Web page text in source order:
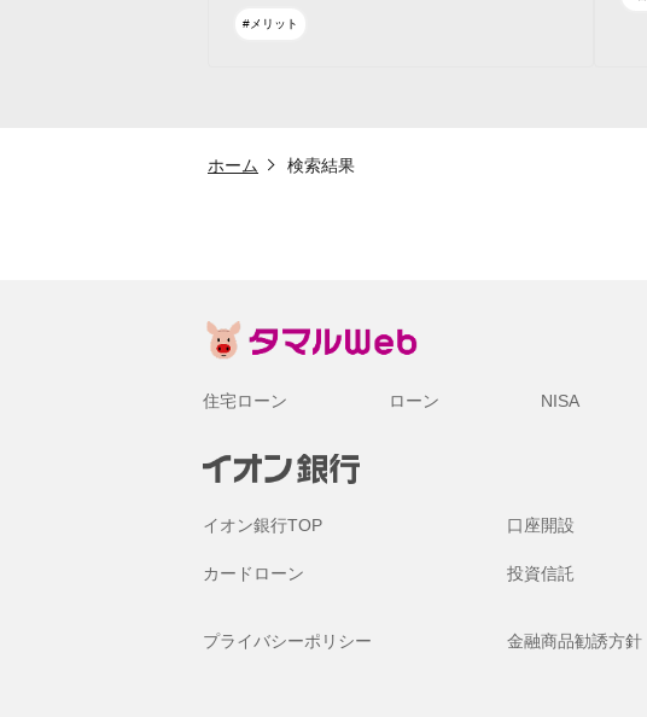
#メリット
ホーム 検索結果
住宅ローン ローン NISA
イオン銀行TOP 口座開設
カードローン 投資信託
プライバシーポリシー 金融商品勧誘方針